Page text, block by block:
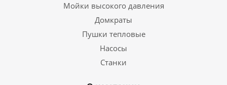
Мойки высокого давления
Домкраты
Пушки тепловые
Насосы
Станки